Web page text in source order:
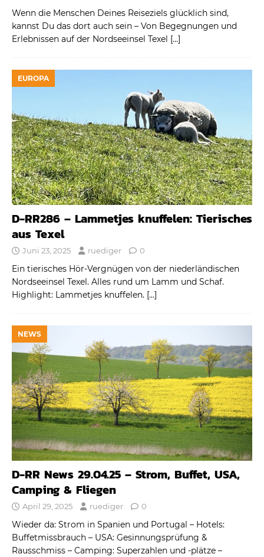
Wenn die Menschen Deines Reiseziels glücklich sind,
kannst Du das dort auch sein – Von Begegnungen und
Erlebnissen auf der Nordseeinsel Texel […]
EUROPA
D-RR286 – Lammetjes knuffelen: Tierisches
aus Texel
Juni 23, 2025 ruediger 0
Ein tierisches Hör-Vergnügen von der niederländischen
Nordseeinsel Texel. Alles rund um Lamm und Schaf.
Highlight: Lammetjes knuffelen. […]
NEWS
D-RR News 29.04.25 – Strom, Buffet, USA,
Camping & Fliegen
April 29, 2025 ruediger 0
Wieder da: Strom in Spanien und Portugal – Hotels:
Buffetmissbrauch – USA: Gesinnungsprüfung &
Rausschmiss – Camping: Superzahlen und -plätze –